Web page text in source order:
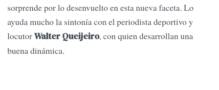
sorprende por lo desenvuelto en esta nueva faceta. Lo
ayuda mucho la sintonía con el periodista deportivo y
locutorWalter Queijeiro, con quien desarrollan una
buena dinámica.